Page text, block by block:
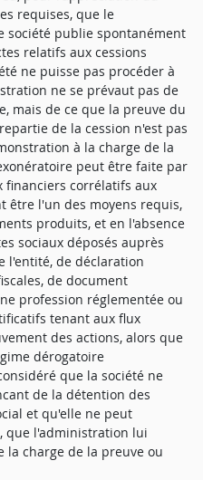
requises, que le
société publie spontanément
relatifs aux cessions
ne puisse pas procéder à
ne se prévaut pas de
mais de ce que la preuve du
de la cession n'est pas
à la charge de la
peut être faite par
financiers corrélatifs aux
être l'un des moyens requis,
produits, et en l'absence
sociaux déposés auprès
l'entité, de déclaration
de document
profession réglementée ou
tenant aux flux
des actions, alors que
dérogatoire
que la société ne
de la détention des
et qu'elle ne peut
que l'administration lui
la charge de la preuve ou